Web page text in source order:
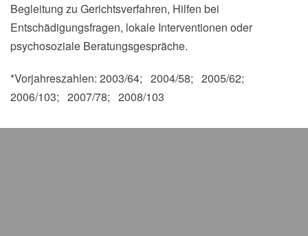
Begleitung zu Gerichtsverfahren, Hilfen bei
Entschädigungsfragen, lokale Interventionen oder
psychosoziale Beratungsgespräche.
*Vorjahreszahlen: 2003/64; 2004/58; 2005/62;
2006/103; 2007/78; 2008/103